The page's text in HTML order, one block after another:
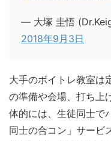
— 大塚 圭悟
2018年9月3日
大手のボイトレ教室は
の準備や会場、打ち上
体的には、生徒同士で
同士の合コン」サービ